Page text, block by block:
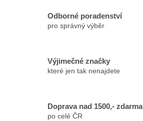
Odborné poradenství
pro správný výběr
Výjimečné značky
které jen tak nenajdete
Doprava nad 1500,- zdarma
po celé ČR